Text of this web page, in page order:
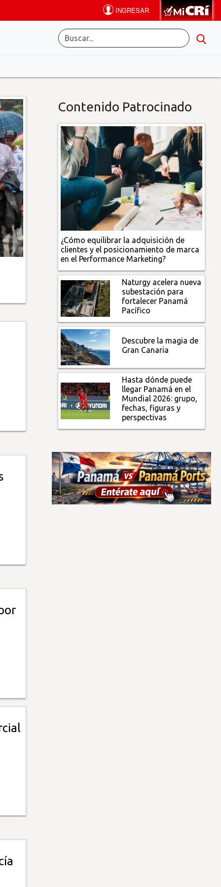
Contenido Patrocinado
¿Cómo equilibrar la adquisición de
clientes y el posicionamiento de marca
en el Performance Marketing?
Naturgy acelera nueva
subestación para
fortalecer Panamá
Pacífico
Descubre la magia de
Gran Canaria
Hasta dónde puede
llegar Panamá en el
Mundial 2026: grupo,
fechas, figuras y
perspectivas